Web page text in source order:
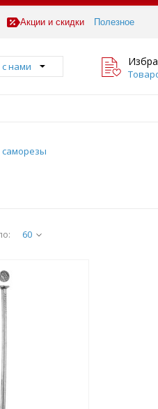
Акции и скидки Полезное
нами
60